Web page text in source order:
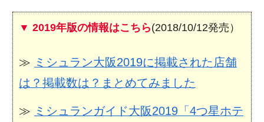
▼ 2019年版の情報はこちら(2018/10/12発売）
≫ ミシュラン大阪2019に掲載された店舗
は？掲載数は？まとめてみました
≫ ミシュランガイド大阪2019「4つ星ホテ